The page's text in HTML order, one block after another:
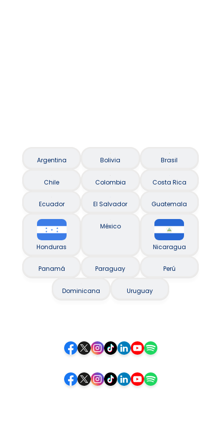
Argentina Bolivia Brasil
Chile Colombia Costa Rica
Ecuador El Salvador Guatemala
Honduras
México
Nicaragua
Panamá Paraguay Perú
Dominicana Uruguay
Siga-nos